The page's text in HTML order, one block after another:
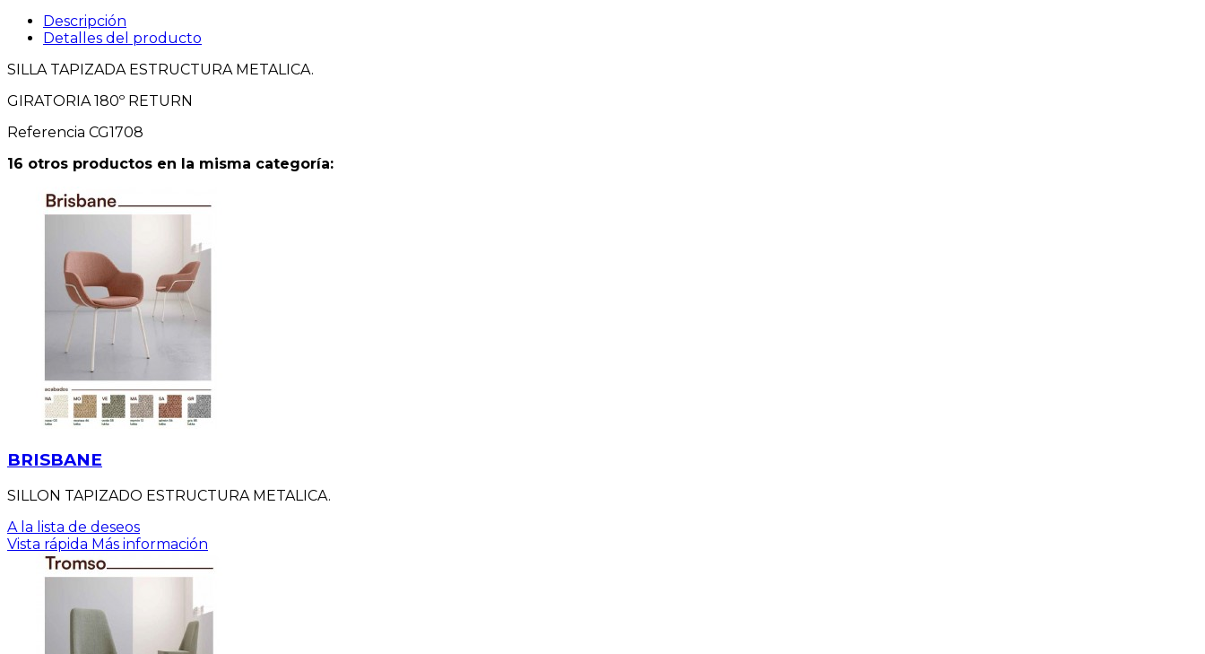
Descripción
Detalles del producto
SILLA TAPIZADA ESTRUCTURA METALICA.
GIRATORIA 180º RETURN
Referencia CG1708
16 otros productos en la misma categoría:
BRISBANE
SILLON TAPIZADO ESTRUCTURA METALICA.
A la lista de deseos
Vista rápida Más información